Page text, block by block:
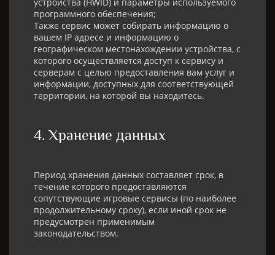
программного обеспечения;
Также сервис может собирать информацию о
вашем IP адресе и информацию о
географическом местонахождении устройства, с
которого осуществляется доступ к сервису и
серверам с целью предоставления вам услуг и
информации, доступных для соответствующей
территории, на которой вы находитесь.
4. Хранение данных​
Период хранения данных составляет срок, в
течение которого предоставляются
сопутствующие игровые сервисы (по наиболее
продолжительному сроку), если иной срок не
предусмотрен применимым
законодательством.